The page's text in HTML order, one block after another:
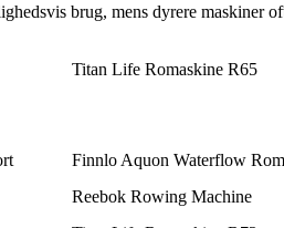
brug, mens dyrere maskiner
Titan Life Romaskine R65
Finnlo Aquon Waterflow
Reebok Rowing Machine